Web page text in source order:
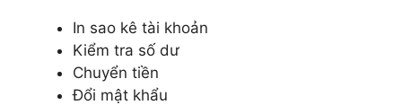
In sao kê tài khoản
Kiểm tra số dư
Chuyển tiền
Đổi mật khẩu